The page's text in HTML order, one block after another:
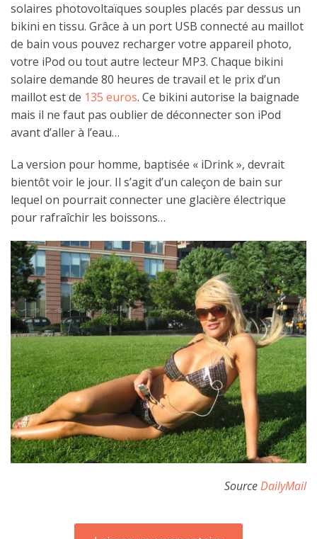
solaires photovoltaïques souples placés par dessus un
bikini en tissu. Grâce à un port USB connecté au maillot
de bain vous pouvez recharger votre appareil photo,
votre iPod ou tout autre lecteur MP3. Chaque bikini
solaire demande 80 heures de travail et le prix d’un
maillot est de 135 euros. Ce bikini autorise la baignade
mais il ne faut pas oublier de déconnecter son iPod
avant d’aller à l’eau…
La version pour homme, baptisée « iDrink », devrait
bientôt voir le jour. Il s’agit d’un caleçon de bain sur
lequel on pourrait connecter une glacière électrique
pour rafraîchir les boissons…
SourceDailyMail